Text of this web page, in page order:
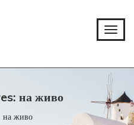
на живо
на живо